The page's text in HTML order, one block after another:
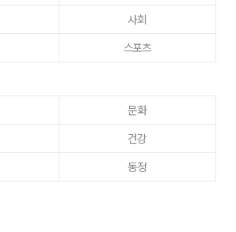
사회
스포츠
문화
건강
동정